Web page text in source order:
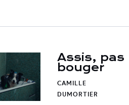
Assis, pas
bouger
CAMILLE
DUMORTIER